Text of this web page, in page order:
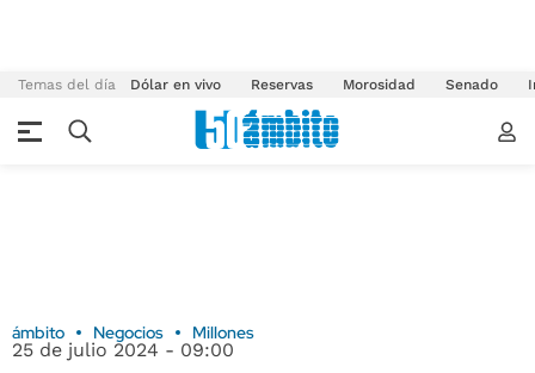
Temas del día Dólar en vivo Reservas Morosidad Senado
ámbito Negocios Millones
25 de julio 2024 - 09:00